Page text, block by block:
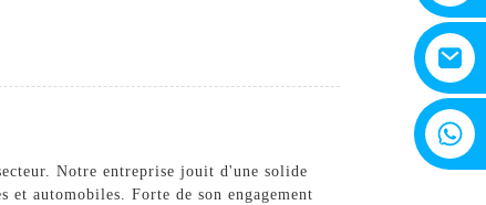
Notre entreprise jouit d'une solide
automobiles. Forte de son engagement